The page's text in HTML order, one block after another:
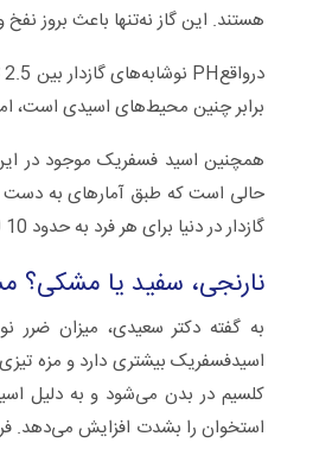
هستند. این گاز نه‌تنها باعث بروز
برابر چنین محیط‌های اسیدی است،
همچنین اسید فسفریک موجود در این
گازدار در دنیا برای هر فرد به حدود 10 لیتر می‌رسد.
نارنجی، سفید یا مشکی؟
به گفته دکتر سعیدی، میزان
اسیدفسفریک بیشتری دارد و مزه
کلسیم در بدن می‌شود و به دلیل
استخوان را بشدت افزایش می‌دهد.